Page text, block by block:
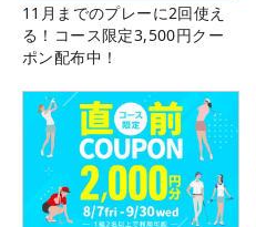
11月までのプレーに2回使え
る！コース限定3,500円クー
ポン配布中！